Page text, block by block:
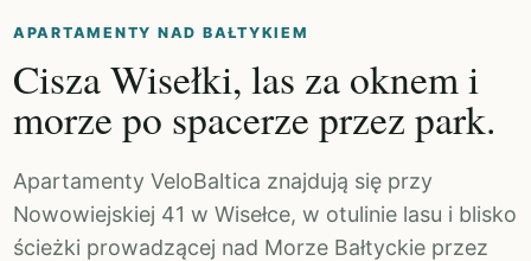
APARTAMENTY NAD BAŁTYKIEM
Cisza Wisełki, las za oknem i
morze po spacerze przez park.
Apartamenty VeloBaltica znajdują się przy
Nowowiejskiej 41 w Wisełce, w otulinie lasu i blisko
ścieżki prowadzącej nad Morze Bałtyckie przez